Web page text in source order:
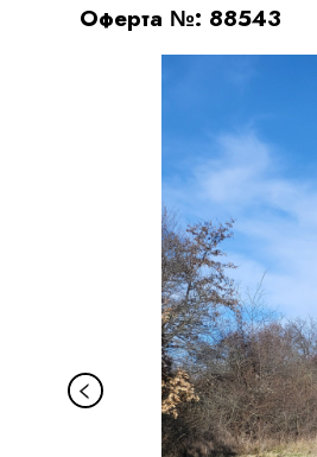
Оферта №: 88543